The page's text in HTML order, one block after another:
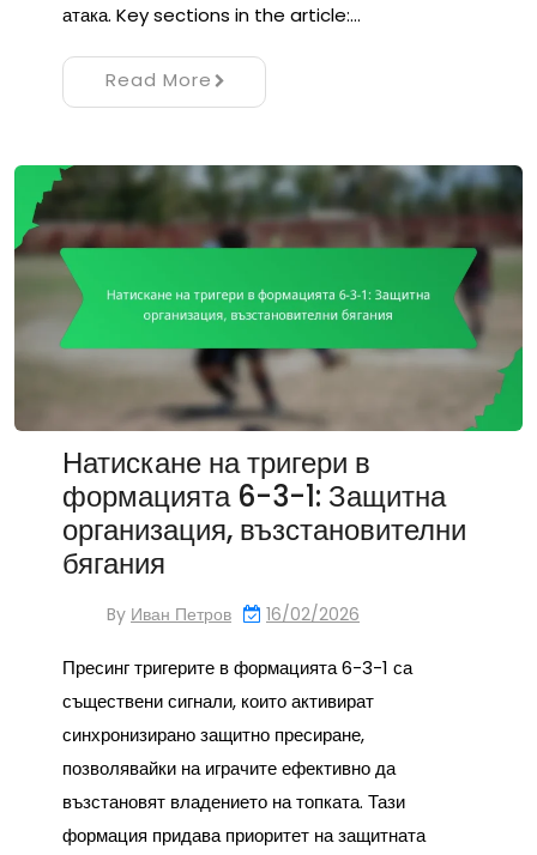
атака. Key sections in the article:…
Read More
Натискане на тригери в
формацията 6-3-1: Защитна
организация, възстановителни
бягания
By Иван Петров 16/02/2026
Пресинг тригерите в формацията 6-3-1 са
съществени сигнали, които активират
синхронизирано защитно пресиране,
позволявайки на играчите ефективно да
възстановят владението на топката. Тази
формация придава приоритет на защитната